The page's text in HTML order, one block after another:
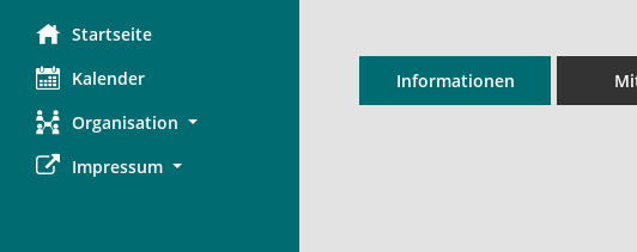
Startseite
Kalender
Organisation
Impressum
Informationen